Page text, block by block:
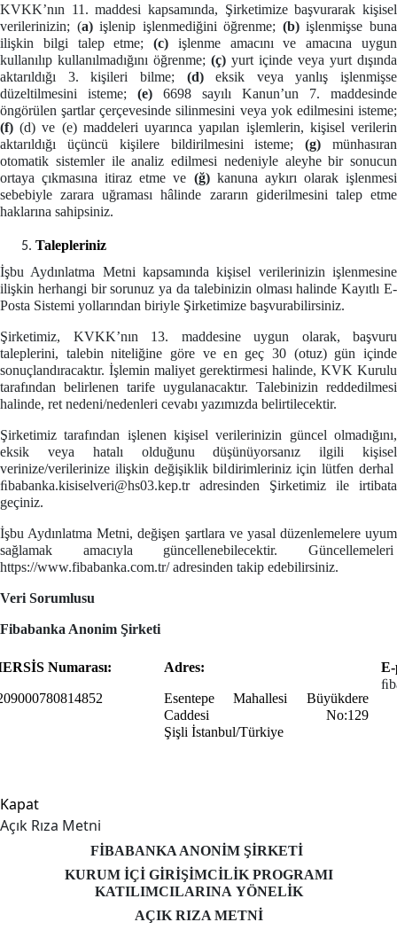
KVKK’nın 11. maddesi kapsamında, Şirketimize başvurarak kişisel
verilerinizin; (a)işlenip işlenmediğini öğrenme; (b)işlenmişse buna
ilişkin bilgi talep etme;(c) işlenme amacını ve amacına uygun
kullanılıp kullanılmadığını öğrenme; (ç) yurt içinde veya yurt dışında
aktarıldığı 3. kişileri bilme; (d)eksik veya yanlış işlenmişse
düzeltilmesini isteme; (e) 6698 sayılı Kanun’un 7. maddesinde
öngörülen şartlar çerçevesinde silinmesini veya yok edilmesini isteme;
(f) (d) ve (e) maddeleri uyarınca yapılan işlemlerin, kişisel verilerin
aktarıldığı üçüncü kişilere bildirilmesini isteme;(g) münhasıran
otomatik sistemler ile analiz edilmesi nedeniyle aleyhe bir sonucun
ortaya çıkmasına itiraz etme ve (ğ)kanuna aykırı olarak işlenmesi
sebebiyle zarara uğraması hâlinde zararın giderilmesini talep etme
haklarına sahipsiniz.
Talepleriniz
İşbu Aydınlatma Metni kapsamında kişisel verilerinizin işlenmesine
ilişkin herhangi bir sorunuz ya da talebinizin olması halinde Kayıtlı E-
Posta Sistemi yollarından biriyle Şirketimize başvurabilirsiniz.
Şirketimiz, KVKK’nın 13. maddesine uygun olarak, başvuru
taleplerini, talebin niteliğine göre ve en geç 30 (otuz) gün içinde
sonuçlandıracaktır. İşlemin maliyet gerektirmesi halinde, KVK Kurulu
tarafından belirlenen tarife uygulanacaktır. Talebinizin reddedilmesi
halinde, ret nedeni/nedenleri cevabı yazımızda belirtilecektir.
Şirketimiz tarafından işlenen kişisel verilerinizin güncel olmadığını,
eksik veya hatalı olduğunu düşünüyorsanız ilgili kişisel
verinize/verilerinize ilişkin değişiklik bildirimleriniz için lütfen derhal
ﬁbabanka.kisiselveri@hs03.kep.tradresinden Şirketimiz ile irtibata
geçiniz.
İşbu Aydınlatma Metni, değişen şartlara ve yasal düzenlemelere uyum
sağlamak amacıyla güncellenebilecektir. Güncellemeleri
https://www.fibabanka.com.tr/adresinden takip edebilirsiniz.
Veri Sorumlusu
Fibabanka Anonim Şirketi
Numarası: Adres:
Esentepe Mahallesi Büyükdere
Caddesi No:129
Şişli İstanbul/Türkiye
E-
Kapat
Açık Rıza Metni
FİBABANKA ANONİM ŞİRKETİ
KURUM İÇİ GİRİŞİMCİLİK PROGRAMI
KATILIMCILARINA YÖNELİK
AÇIK RIZA METNİ